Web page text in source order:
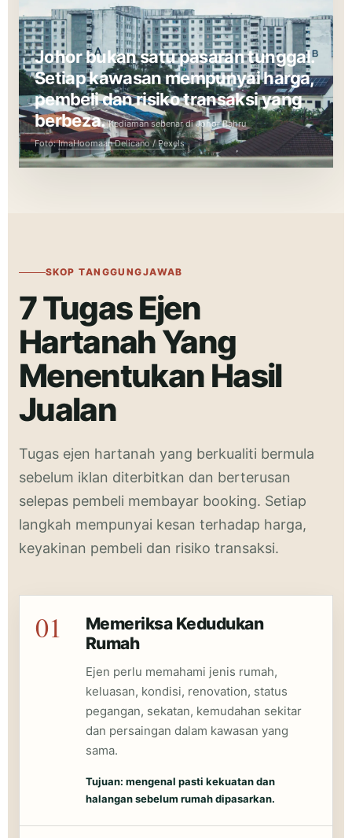
Johor bukan satu pasaran tunggal.
Setiap kawasan mempunyai harga,
pembeli dan risiko transaksi yang
berbeza.Kediaman sebenar di Johor Bahru
Foto:ImaHoomaan Delicano / Pexels
SKOP TANGGUNGJAWAB
7 Tugas Ejen
Hartanah Yang
Menentukan Hasil
Jualan
Tugas ejen hartanah yang berkualiti bermula
sebelum iklan diterbitkan dan berterusan
selepas pembeli membayar booking. Setiap
langkah mempunyai kesan terhadap harga,
keyakinan pembeli dan risiko transaksi.
01
Memeriksa Kedudukan
Rumah
Ejen perlu memahami jenis rumah,
keluasan, kondisi, renovation, status
pegangan, sekatan, kemudahan sekitar
dan persaingan dalam kawasan yang
sama.
Tujuan: mengenal pasti kekuatan dan
halangan sebelum rumah dipasarkan.